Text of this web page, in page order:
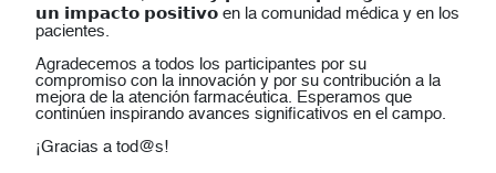
𝘂𝗻 𝗶𝗺𝗽𝗮𝗰𝘁𝗼 𝗽𝗼𝘀𝗶𝘁𝗶𝘃𝗼 en la comunidad médica y en los
pacientes.
Agradecemos a todos los participantes por su
compromiso con la innovación y por su contribución a la
mejora de la atención farmacéutica. Esperamos que
continúen inspirando avances significativos en el campo.
¡Gracias a tod@s!